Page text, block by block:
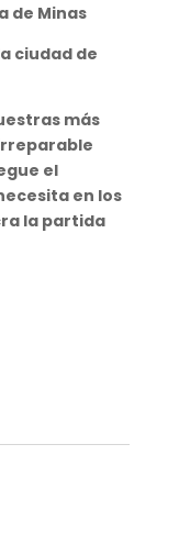
de Minas
ciudad de
más
el
en los
la partida